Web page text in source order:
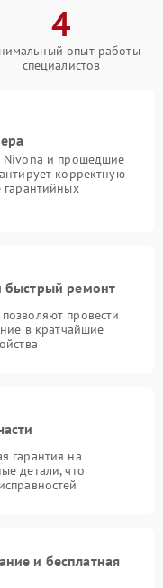
4
опыт работы
специалистов
Nivona и прошедшие
корректную
гарантийных
быстрый ремонт
провести
в кратчайшие
гарантия на
детали, что
и бесплатная